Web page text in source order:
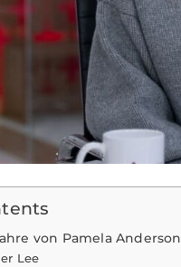
von Pamela Anderson
Lee